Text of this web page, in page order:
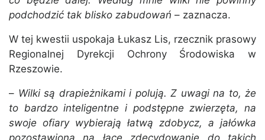
podchodzić tak blisko zabudowań – zaznacza.
W tej kwestii uspokaja Łukasz Lis, rzecznik prasowy
Regionalnej Dyrekcji Ochrony Środowiska w
Rzeszowie.
– Wilki są drapieżnikami i polują. Z uwagi na to, że
to bardzo inteligentne i podstępne zwierzęta, na
swoje ofiary wybierają łatwą zdobycz, a jałówka